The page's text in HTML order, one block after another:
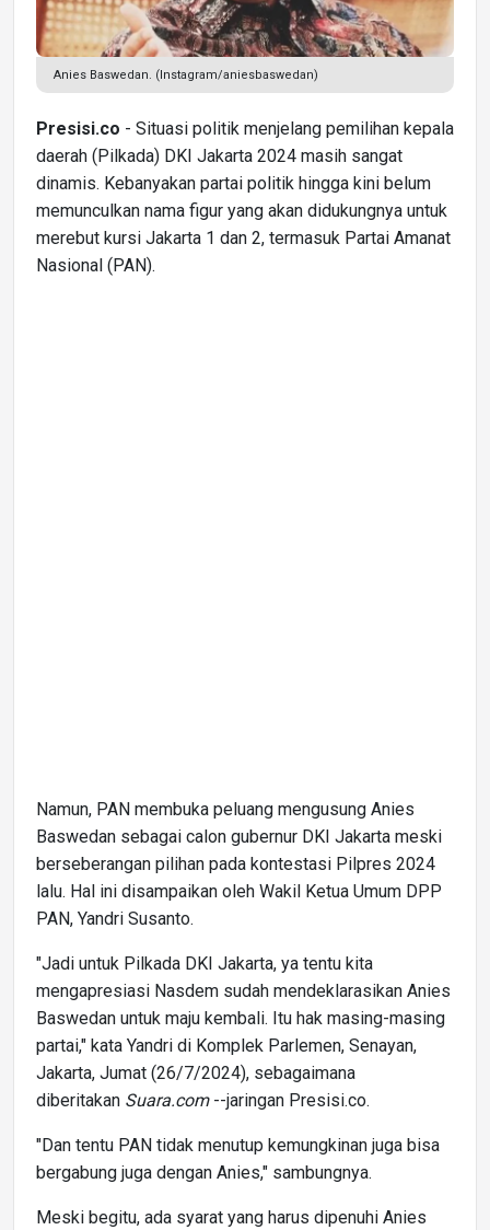
Anies Baswedan. (Instagram/aniesbaswedan)
Presisi.co - Situasi politik menjelang pemilihan kepala
daerah (Pilkada) DKI Jakarta 2024 masih sangat
dinamis. Kebanyakan partai politik hingga kini belum
memunculkan nama figur yang akan didukungnya untuk
merebut kursi Jakarta 1 dan 2, termasuk Partai Amanat
Nasional (PAN).
Namun, PAN membuka peluang mengusung Anies
Baswedan sebagai calon gubernur DKI Jakarta meski
berseberangan pilihan pada kontestasi Pilpres 2024
lalu. Hal ini disampaikan oleh Wakil Ketua Umum DPP
PAN, Yandri Susanto.
"Jadi untuk Pilkada DKI Jakarta, ya tentu kita
mengapresiasi Nasdem sudah mendeklarasikan Anies
Baswedan untuk maju kembali. Itu hak masing-masing
partai," kata Yandri di Komplek Parlemen, Senayan,
Jakarta, Jumat (26/7/2024), sebagaimana
diberitakan Suara.com--jaringan Presisi.co.
"Dan tentu PAN tidak menutup kemungkinan juga bisa
bergabung juga dengan Anies," sambungnya.
Meski begitu, ada syarat yang harus dipenuhi Anies